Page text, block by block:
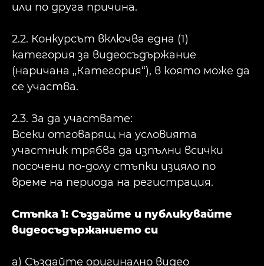
или по друга причина.
2.2. Конкурсът включва една (1)
категория за видеосъдържание
(наричана „Категория“), в която може да
се участва.
2.3. За да участвате:
Всеки отговарящ на условията
участник трябва да изпълни всички
посочени по-долу стъпки изцяло по
време на периода на регистрация.
Стъпка 1: Създайте и публикувайте
видеосъдържанието си
а) Създайте оригинално видео